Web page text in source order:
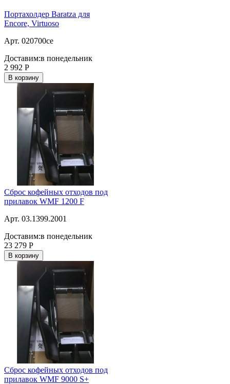
Портахолдер Baratza для
Encore, Virtuoso
Арт. 020700ce
Доставим:в понедельник
2 992 Р
В корзину
Сброс кофейных отходов под
прилавок WMF 1200 F
Арт. 03.1399.2001
Доставим:в понедельник
23 279 Р
В корзину
Сброс кофейных отходов под
прилавок WMF 9000 S+